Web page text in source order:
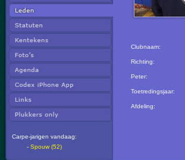
Carpe-jarigen vandaag:
- Spouw (52)
Clubnaam:
Richting:
Peter:
Toetredingsjaar:
Afdeling: